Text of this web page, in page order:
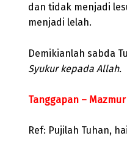
dan tidak menjadi
menjadi lelah.
Demikianlah sabda
Syukur kepada Allah.
Tanggapan – Mazmur
Ref: Pujilah Tuhan,